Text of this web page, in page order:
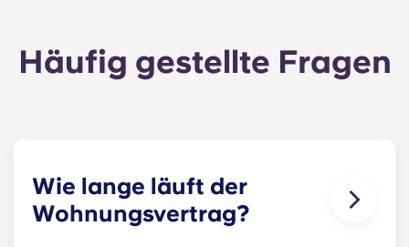
Häufig gestellte Fragen
Wie lange läuft der
Wohnungsvertrag?